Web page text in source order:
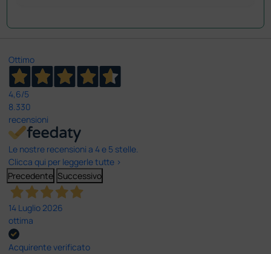
Ottimo
4,6/5
8.330
recensioni
Le nostre recensioni a 4 e 5 stelle.
Clicca qui per leggerle tutte >
Precedente Successivo
14 Luglio 2026
ottima
Acquirente verificato